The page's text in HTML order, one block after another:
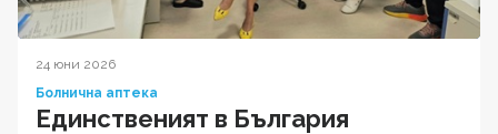
24 юни 2026
Болнична аптека
Единственият в България